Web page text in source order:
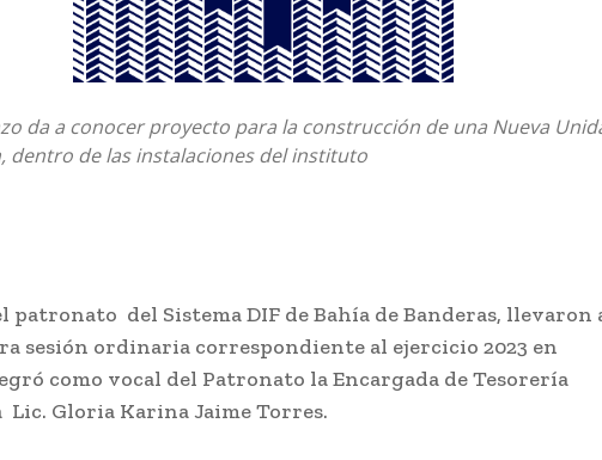
da a conocer proyecto para la construcción de una Nueva
dentro de las instalaciones del instituto
patronato del Sistema DIF de Bahía de Banderas, llevaron
sesión ordinaria correspondiente al ejercicio 2023 en
como vocal del Patronato la Encargada de Tesorería
Gloria Karina Jaime Torres.